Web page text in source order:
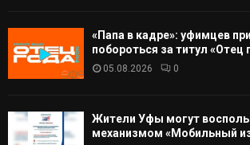
«Папа в кадре»: уфимцев
побороться за титул «Отец
05.08.2026 0
Жители Уфы могут
механизмом «Мобильный